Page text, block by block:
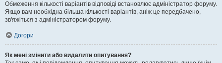
Обмеження кількості варіантів відповіді встановлює адміністратор форуму.
Якщо вам необхідна більша кількості варіантів, аніж це передбачено,
зв'яжіться з адміністратором форуму.
Догори
Як мені змінити або видалити опитування?